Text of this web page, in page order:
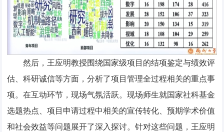
然后，王应明教授围绕国家级项目的结项鉴定与绩效评
估、科研诚信等方面，分析了项目管理全过程相关的重点事
项。在互动环节，现场气氛活跃。现场师生就国家社科基金
选题热点、项目申请过程中相关的宣传转化、预期学术价值
和社会效益等问题展开了深入探讨。针对这些问题，王应明